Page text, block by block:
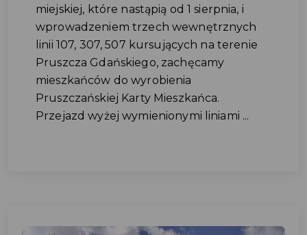
miejskiej, które nastąpią od 1 sierpnia, i
wprowadzeniem trzech wewnętrznych
linii 107, 307, 507 kursujących na terenie
Pruszcza Gdańskiego, zachęcamy
mieszkańców do wyrobienia
Pruszczańskiej Karty Mieszkańca.
Przejazd wyżej wymienionymi liniami ...